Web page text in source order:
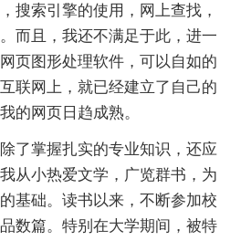
搜索引擎的使用，网上查找，
而且，我还不满足于此，进一
页图形处理软件，可以自如的
联网上，就已经建立了自己的
的网页日趋成熟。
了掌握扎实的专业知识，还应
从小热爱文学，广览群书，为
基础。读书以来，不断参加校
数篇。特别在大学期间，被特